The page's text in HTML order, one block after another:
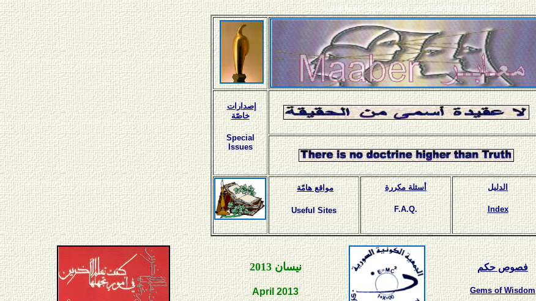
<LINK href="favicon.ico" rel="SHORTCUT ICON">
إصدارات
خاصّة
Special
Issues
مواقع هامّة
Useful Sites
أسئلة مكررة
F.A.Q.
الدليل
Index
نيسان201
3
April 2013
فصوص حكم
Gems of Wisdom